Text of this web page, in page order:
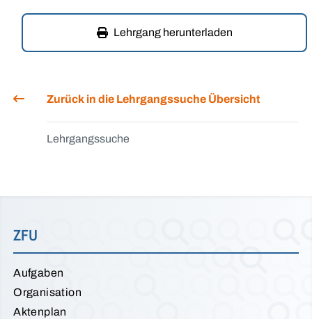
Lehrgang herunterladen
Zurück in die Lehrgangssuche Übersicht
Lehrgangssuche
ZFU
Aufgaben
Organisation
Aktenplan